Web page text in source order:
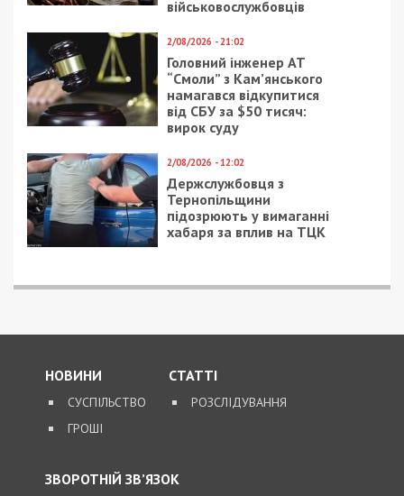
Військовослужбовець і троє цивільних заробляли на
незаконному вивезенні бійців із військових частин